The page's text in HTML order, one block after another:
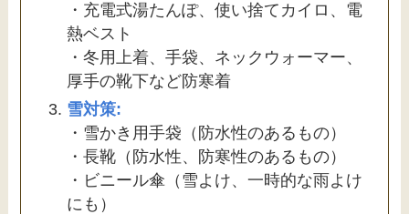
・充電式湯たんぽ、使い捨てカイロ、電
熱ベスト
・冬用上着、手袋、ネックウォーマー、
厚手の靴下など防寒着
雪対策:
・雪かき用手袋（防水性のあるもの）
・長靴（防水性、防寒性のあるもの）
・ビニール傘（雪よけ、一時的な雨よけ
にも）